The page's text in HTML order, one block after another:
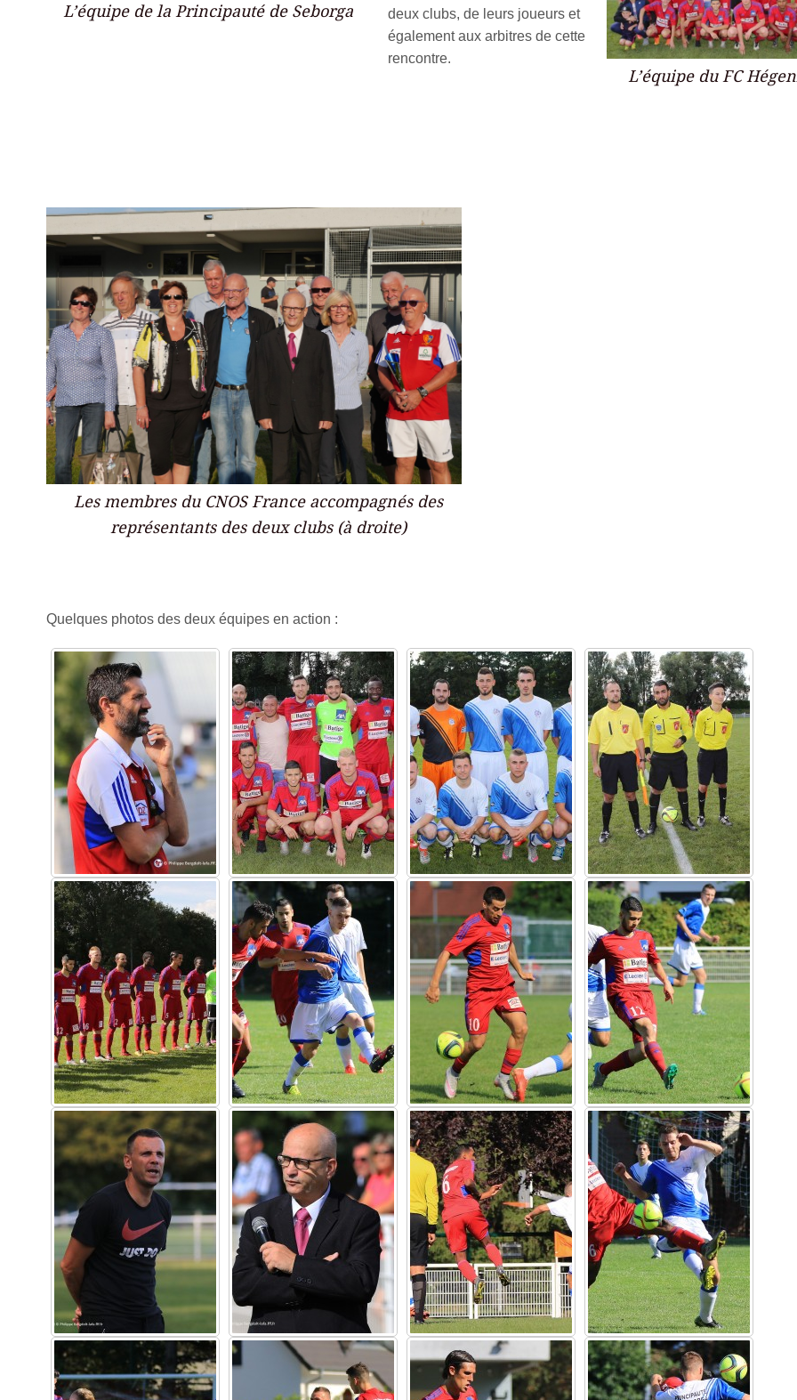
L’équipe de la Principauté de Seborga
L’équipe du FC
deux clubs, de leurs joueurs et
également aux arbitres de cette
rencontre.
Les membres du CNOS France accompagnés des
représentants des deux clubs (à droite)
Quelques photos des deux équipes en action :